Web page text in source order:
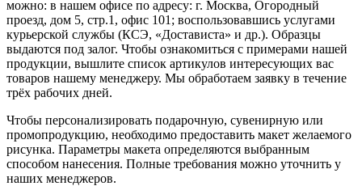
можно: в нашем офисе по адресу: г. Москва, Огородный
проезд, дом 5, стр.1, офис 101; воспользовавшись услугами
курьерской службы (КСЭ, «Достависта» и др.). Образцы
выдаются под залог. Чтобы ознакомиться с примерами нашей
продукции, вышлите список артикулов интересующих вас
товаров нашему менеджеру. Мы обработаем заявку в течение
трёх рабочих дней.
Чтобы персонализировать подарочную, сувенирную или
промопродукцию, необходимо предоставить макет желаемого
рисунка. Параметры макета определяются выбранным
способом нанесения. Полные требования можно уточнить у
наших менеджеров.